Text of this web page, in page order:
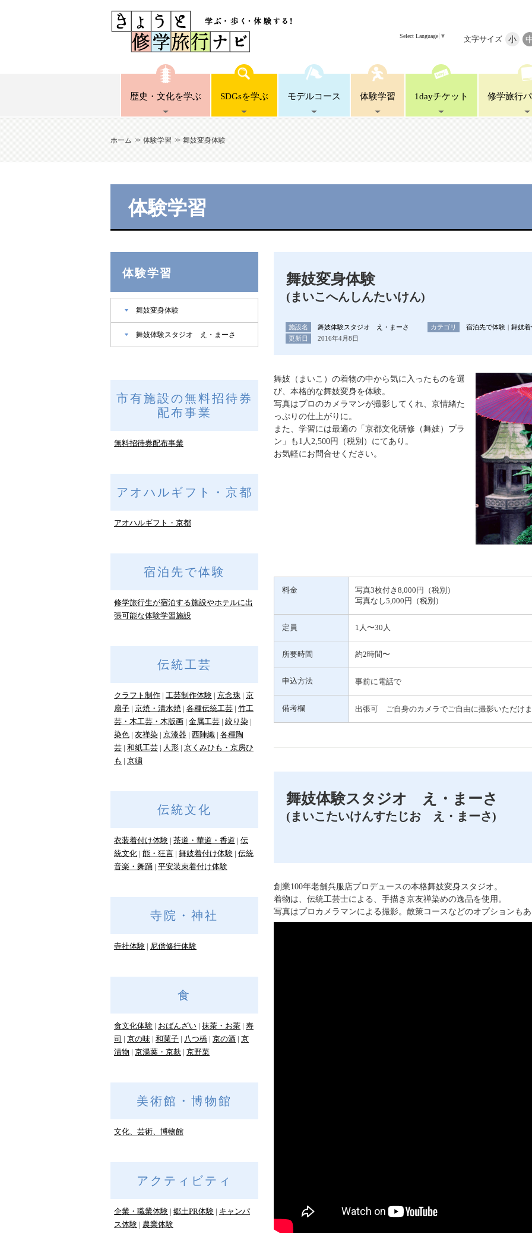
文字サイズ 小
Select Language ▼
歴史・文化を学ぶ SDGsを学ぶ モデルコース 体験学習 1dayチケット 修学旅行
ホーム 体験学習 舞妓変身体験
体験学習
舞妓変身体験
(まいこへんしんたいけん)
施設名 舞妓体験スタジオ え・まーさ カテゴリ 宿泊先で体験
舞妓
更新日
2016年4月8日
舞妓（まいこ）の着物の中から気に入ったものを選
び、本格的な舞妓変身を体験。
写真はプロのカメラマンが撮影してくれ、京情緒た
っぷりの仕上がりに。
また、学習には最適の「京都文化研修（舞妓）プラ
ン」も1人2,500円（税別）にてあり。
お気軽にお問合せください。
料金
写真3枚付き8,000円（税別）
写真なし5,000円（税別）
定員 1人〜30人
所要時間 約2時間〜
申込方法 事前に電話で
備考欄 出張可 ご自身のカメラでご自由に撮影いただけ
舞妓体験スタジオ え・まーさ
(まいこたいけんすたじお え・まーさ)
創業100年老舗呉服店プロデュースの本格舞妓変身スタジオ。
着物は、伝統工芸士による、手描き京友禅染めの逸品を使用。
写真はプロカメラマンによる撮影。散策コースなどのオプションも
体験学習
舞妓変身体験
舞妓体験スタジオ え・まーさ
市有施設の無料招待券
配布事業
無料招待券配布事業
アオハルギフト・京都
アオハルギフト・京都
宿泊先で体験
修学旅行生が宿泊する施設やホテルに出
張可能な体験学習施設
伝統工芸
クラフト制作 工芸制作体験 京念珠 京
扇子 京焼・清水焼 各種伝統工芸 竹工
芸・木工芸・木版画 金属工芸 絞り染
染色 友禅染 京漆器 西陣織 各種陶
芸 和紙工芸 人形 京くみひも・京房ひ
も
京繍
伝統文化
衣装着付け体験 茶道・華道・香道
伝
統文化 能・狂言 舞妓着付け体験 伝統
音楽・舞踊 平安装束着付け体験
寺院・神社
寺社体験 尼僧修行体験
食
食文化体験 おばんざい 抹茶・お茶 寿
司
京の味 和菓子 八つ橋 京の酒 京
漬物
京湯葉・京麸 京野菜
美術館・博物館
文化、芸術、博物館
アクティビティ
企業・職業体験 郷土PR体験
キャンパ
ス体験
農業体験